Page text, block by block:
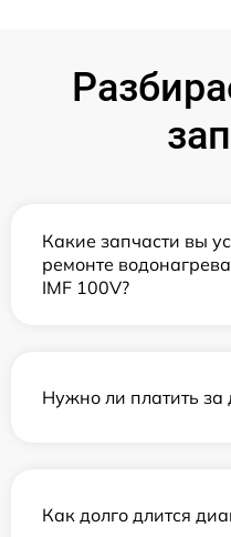
Какие запчасти вы
ремонте
IMF 100V?
Нужно ли платить за
Как долго длится